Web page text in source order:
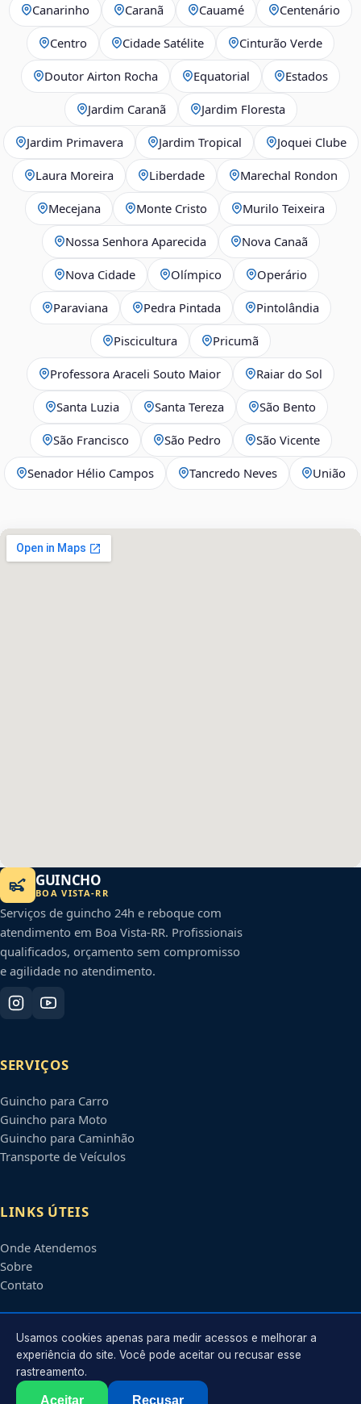
Canarinho Caranã Cauamé Centenário
Centro Cidade Satélite Cinturão Verde
Doutor Airton Rocha Equatorial Estados
Jardim Caranã Jardim Floresta
Jardim Primavera Jardim Tropical Joquei Clube
Laura Moreira Liberdade Marechal Rondon
Mecejana Monte Cristo Murilo Teixeira
Nossa Senhora Aparecida Nova Canaã
Nova Cidade Olímpico Operário
Paraviana Pedra Pintada Pintolândia
Piscicultura Pricumã
Professora Araceli Souto Maior Raiar do Sol
Santa Luzia Santa Tereza São Bento
São Francisco São Pedro São Vicente
Senador Hélio Campos Tancredo Neves União
GUINCHO
BOA VISTA-RR
Serviços de guincho 24h e reboque com
atendimento em Boa Vista-RR. Profissionais
qualificados, orçamento sem compromisso
e agilidade no atendimento.
SERVIÇOS
Guincho para Carro
Guincho para Moto
Guincho para Caminhão
Transporte de Veículos
LINKS ÚTEIS
Onde Atendemos
Sobre
Contato
CONTATO
Atendimento em
contato@guinchosboavista.com.br
Usamos cookies apenas para medir acessos e melhorar a
experiência do site. Você pode aceitar ou recusar esse
rastreamento.
Aceitar Recusar